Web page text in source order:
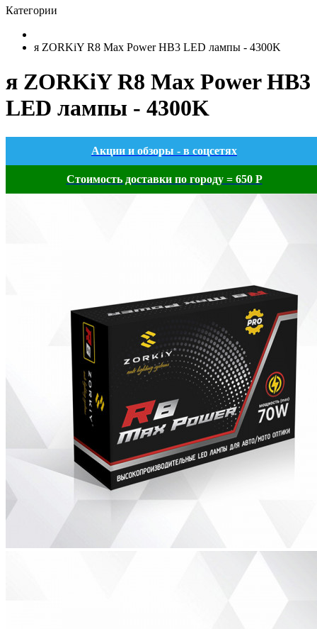
Категории
я ZORKiY R8 Max Power HB3 LED лампы - 4300K
я ZORKiY R8 Max Power HB3
LED лампы - 4300K
Акции и обзоры - в соцсетях
Стоимость доставки по городу = 650 Р